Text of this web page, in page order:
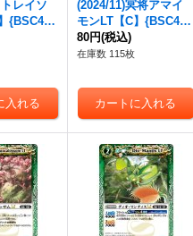
レイソ
{BSC45-
(2024/11)冥将アマイ
モンLT【C】{BSC45-
020}《紫》
80円(税込)
在庫数 115枚